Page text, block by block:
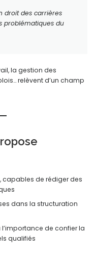
droit des carrières
problématiques du
la gestion des
relèvent d’un champ
capables de rédiger des
dans la structuration
de confier la
qualifiés